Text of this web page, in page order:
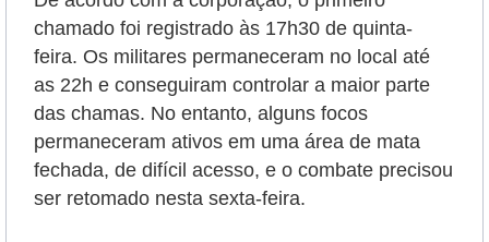
chamado foi registrado às 17h30 de quinta-
feira. Os militares permaneceram no local até
as 22h e conseguiram controlar a maior parte
das chamas. No entanto, alguns focos
permaneceram ativos em uma área de mata
fechada, de difícil acesso, e o combate precisou
ser retomado nesta sexta-feira.